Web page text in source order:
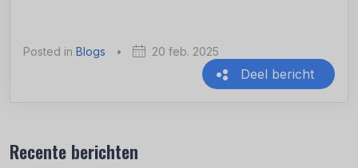
Posted in Blogs • 20 feb. 2025
Deel bericht
Recente berichten